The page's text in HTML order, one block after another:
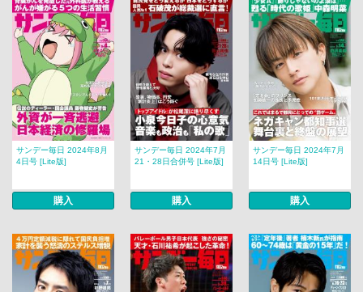
サンデー毎日 2024年8月
4日号 [Lite版]
購入
サンデー毎日 2024年7月
21・28日合併号 [Lite版]
購入
サンデー毎日 2024年7月
14日号 [Lite版]
購入